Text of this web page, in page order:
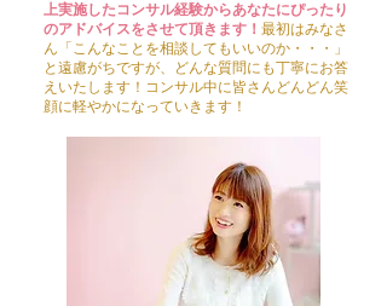
上実施したコンサル経験からあなたにぴったり
のアドバイスをさせて頂きます！ 最初はみなさ
ん「こんなことを相談してもいいのか・・・」
と遠慮がちですが、どんな質問にも丁寧にお答
えいたします！コンサル中に皆さんどんどん笑
顔に軽やかになっていきます！